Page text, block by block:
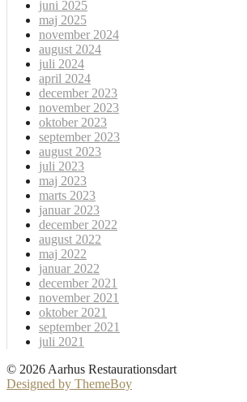
juni 2025
maj 2025
november 2024
august 2024
juli 2024
april 2024
december 2023
november 2023
oktober 2023
september 2023
august 2023
juli 2023
maj 2023
marts 2023
januar 2023
december 2022
august 2022
maj 2022
januar 2022
december 2021
november 2021
oktober 2021
september 2021
juli 2021
© 2026 Aarhus Restaurationsdart
Designed by ThemeBoy